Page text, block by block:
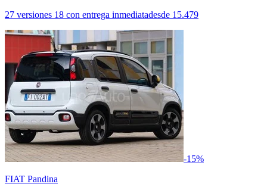
27 versiones 18 con entrega inmediatadesde 15.479
-15%
FIAT Pandina